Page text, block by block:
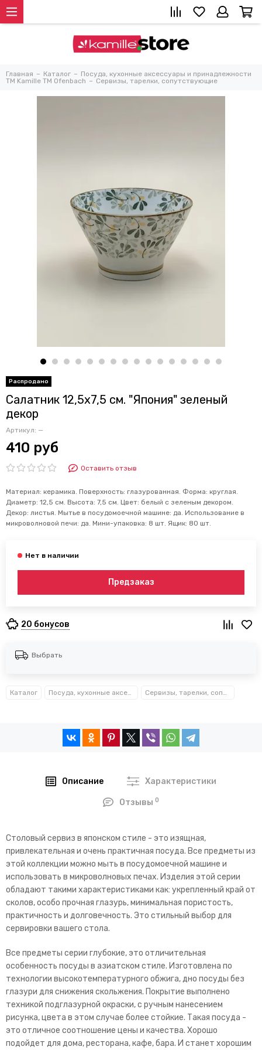
Главная Каталог
Посуда, кухонные аксессуары и принадлежности
TM Kamille TM Ofenbach
Сервизы, тарелки, сопутствующие
Салатник 12,5х7,5 см. "Япония" зеленый
декор
Артикул: —
410 руб
Оставить отзыв
Материал: керамика. Поверхность: глазурованная. Форма: круглая.
Диаметр: 12,5 см. Высота: 7,5 см. Цвет: белый с зеленым декором.
Декор: листья. Мытье в посудомоечной машине: да. Использование в
микроволновой печи: да. Мини-упаковка: 8 шт. Ящик: 80 шт.
Предзаказ
20 бонусов
Выбрать
Каталог Посуда, кухонные аксессуары и принадлежности TM Kamille TM Ofenbach Сервизы, тарелки, сопутствующие
Описание Характеристики
Отзывы0
Столовый сервиз в японском стиле - это изящная,
привлекательная и очень практичная посуда. Все предметы из
этой коллекции можно мыть в посудомоечной машине и
использовать в микроволновых печах. Изделия этой серии
обладают такими характеристиками как: укрепленный край от
сколов, особо прочная глазурь, минимальная пористость,
практичность и долговечность. Это стильный выбор для
сервировки вашего стола.
Все предметы серии глубокие, это отличительная
особенность посуды в азиатском стиле. Изготовлена по
технологии высокотемпературного обжига, дно посуды без
глазури для снижения скольжения. Покрытие выполнено
техникой подглазурной окраски, с ручным нанесением
рисунка, цвета в этом случае более стойкие. Такая посуда -
это отличное соотношение цены и качества. Хорошо
подойдет для дома, ресторана, кафе, бара. И станет хорошим